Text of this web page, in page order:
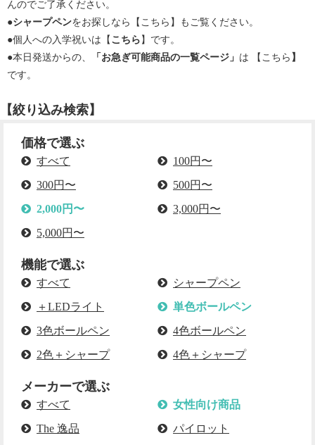
んのでご了承ください。
●シャープペンをお探しなら【 こちら 】もご覧ください。
●個人への入学祝いは【 こちら 】です。
●本日発送からの、
「お急ぎ可能商品の一覧ページ」 は 【 こちら 】
です。
【絞り込み検索】
価格で選ぶ
すべて
100円〜
300円〜
500円〜
2,000円〜
3,000円〜
5,000円〜
機能で選ぶ
すべて
シャープペン
＋LEDライト
単色ボールペン
3色ボールペン
4色ボールペン
2色＋シャープ
4色＋シャープ
メーカーで選ぶ
すべて
女性向け商品
The 逸品
パイロット